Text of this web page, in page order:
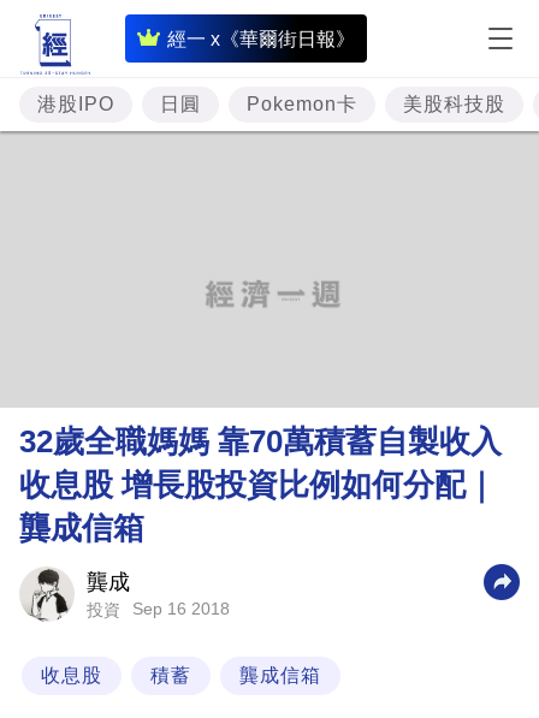
經一 x《華爾街日報》
即
時
財
經
理
財
商
技
場
港股IPO 日圓 Pokemon卡 美股科技股
32歲全職媽媽 靠70萬積蓄自製收入
收息股 增長股投資比例如何分配｜
龔成信箱
龔成
投資 Sep 16 2018
收息股 積蓄 龔成信箱